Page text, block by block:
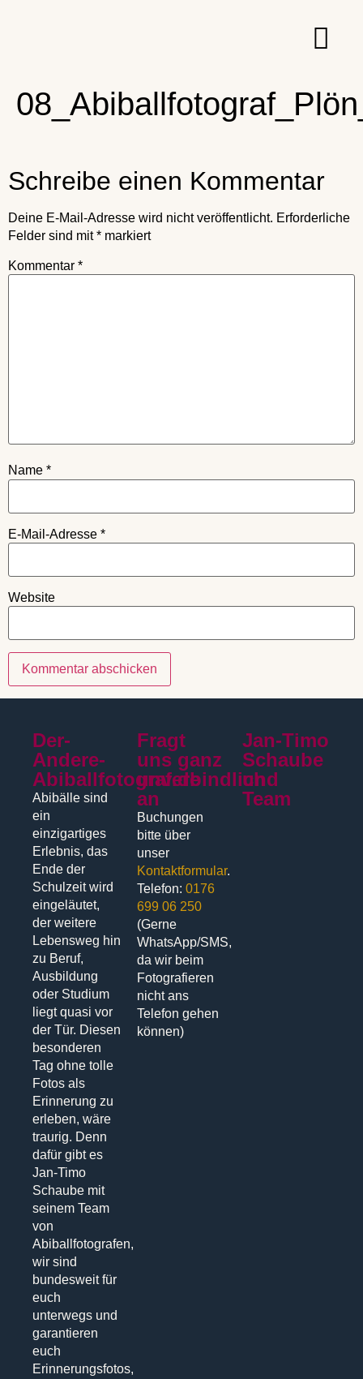
Schreibe einen Kommentar
Deine E-Mail-Adresse wird nicht veröffentlicht. Erforderliche
Felder sind mit* markiert
Kommentar *
Name *
E-Mail-Adresse *
Website
Der-
Andere-
Abiballfotograf.de
Abibälle sind
ein
einzigartiges
Erlebnis, das
Ende der
Schulzeit wird
eingeläutet,
der weitere
Lebensweg hin
zu Beruf,
Ausbildung
oder Studium
liegt quasi vor
der Tür. Diesen
besonderen
Tag ohne tolle
Fotos als
Erinnerung zu
erleben, wäre
traurig. Denn
dafür gibt es
Jan-Timo
Schaube mit
seinem Team
von
Abiballfotografen,
wir sind
bundesweit für
euch
unterwegs und
garantieren
euch
Erinnerungsfotos,
Fragt
uns ganz
unverbindlich
an
Buchungen
bitte über
unser
Kontaktformular.
Telefon:0176
699 06 250
(Gerne
WhatsApp/SMS,
da wir beim
Fotografieren
nicht ans
Telefon gehen
können)
Jan-Timo
Schaube
und
Team